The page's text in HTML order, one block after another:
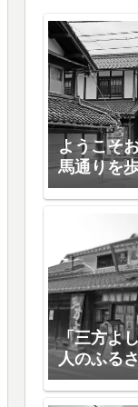
ようこそ
馬通りを
「三方よ
人のふる